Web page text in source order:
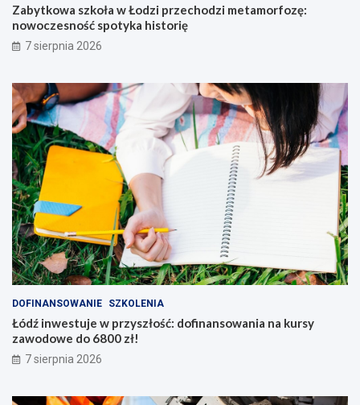
Zabytkowa szkoła w Łodzi przechodzi metamorfozę:
nowoczesność spotyka historię
7 sierpnia 2026
DOFINANSOWANIE SZKOLENIA
Łódź inwestuje w przyszłość: dofinansowania na kursy
zawodowe do 6800 zł!
7 sierpnia 2026